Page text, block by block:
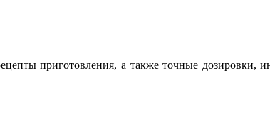
приготовления, а также точные дозировки,